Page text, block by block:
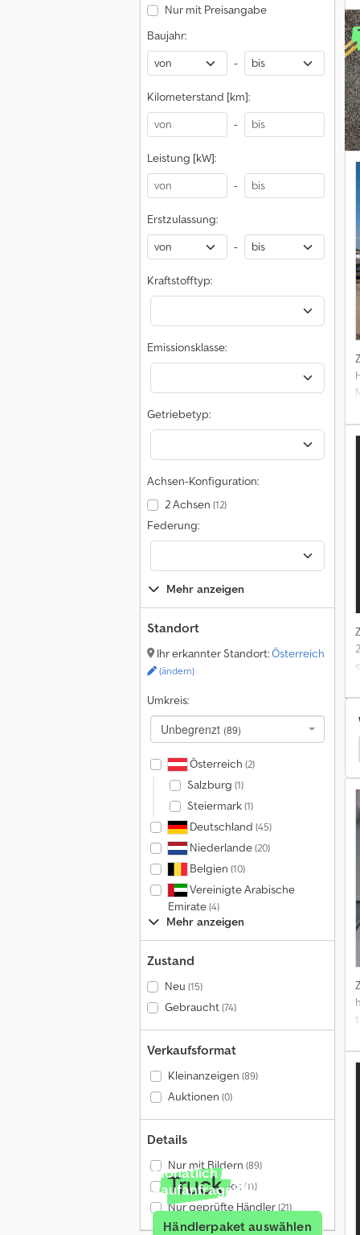
Nur mit Preisangabe
Baujahr:
-
Kilometerstand [km]:
-
Leistung [kW]:
-
Erstzulassung:
-
Kraftstofftyp:
Emissionsklasse:
Getriebetyp:
Achsen-Konfiguration:
2 Achsen (12)
Federung:
Mehr anzeigen
Standort
Ihr erkannter Standort:Österreich
(ändern)
Umkreis:
Unbegrenzt (89)
Österreich (2)
Salzburg (1)
Steiermark(1)
Deutschland (45)
Niederlande(20)
Belgien (10)
Vereinigte Arabische
Emirate(4)
Mehr anzeigen
Zustand
Neu (15)
Gebraucht(74)
Verkaufsformat
Kleinanzeigen (89)
Auktionen (0)
Details
Nur mit Bildern (89)
Nur mit Videos (11)
Nur geprüfte Händler(21)
Monatlich über 140.000
Kaufanfragen
Händlerpaket auswählen